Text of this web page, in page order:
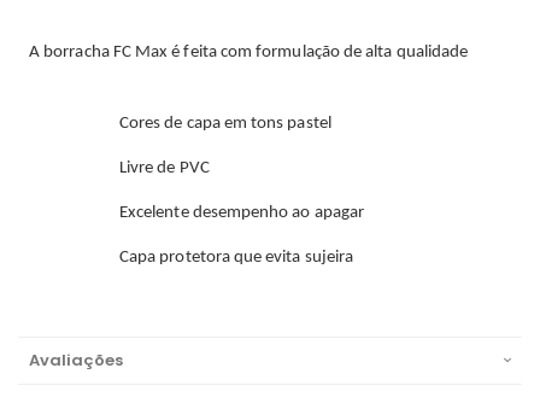
A borracha FC Max é feita com formulação de alta qualidade
Cores de capa em tons pastel
Livre de PVC
Excelente desempenho ao apagar
Capa protetora que evita sujeira
Avaliações